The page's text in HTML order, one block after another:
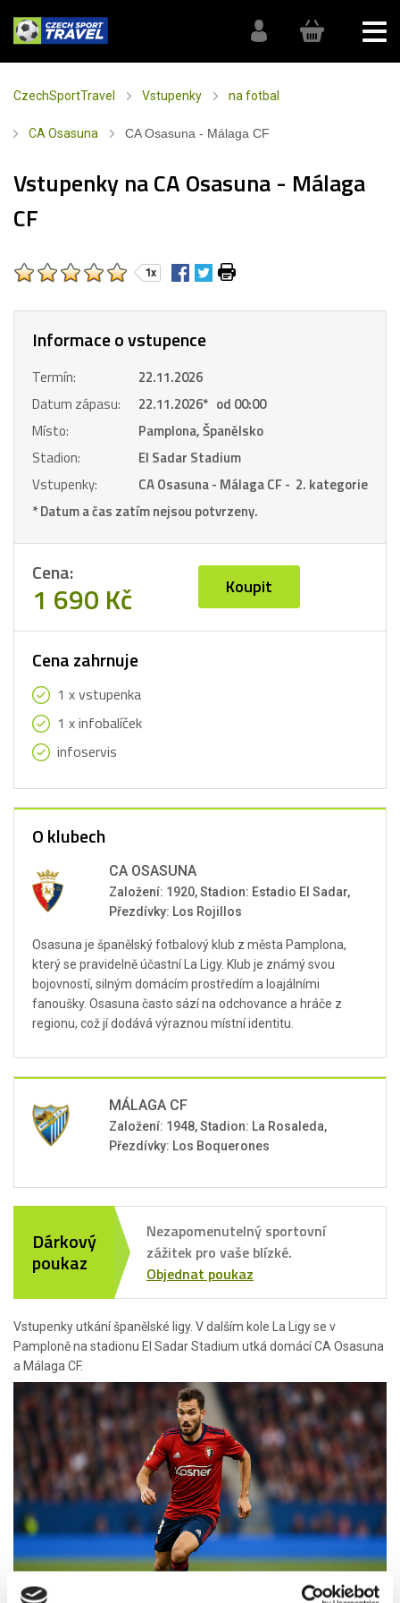
CzechSportTravel Vstupenky na fotbal
CA Osasuna CA Osasuna - Málaga CF
Vstupenky na CA Osasuna - Málaga
CF
1x
Vstupenky utkání španělské ligy. V dalším kole La Ligy se v
Pamploně na stadionu El Sadar Stadium utká domácí CA Osasuna
a Málaga CF.
Informace o vstupence
Termín:
22.11.2026
Datum zápasu:
22.11.2026* od 00:00
Místo:
Pamplona, Španělsko
Stadion:
El Sadar Stadium
Vstupenky:
CA Osasuna - Málaga CF - 2. kategorie
* Datum a čas zatím nejsou potvrzeny.
Cena:
1 690 Kč Koupit
Cena zahrnuje
1 x vstupenka
1 x infobalíček
infoservis
O klubech
CA OSASUNA
Založení: 1920, Stadion: Estadio El Sadar,
Přezdívky: Los Rojillos
Osasuna je španělský fotbalový klub z města Pamplona,
který se pravidelně účastní La Ligy. Klub je známý svou
bojovností, silným domácím prostředím a loajálními
fanoušky. Osasuna často sází na odchovance a hráče z
regionu, což jí dodává výraznou místní identitu.
MÁLAGA CF
Založení: 1948, Stadion: La Rosaleda,
Přezdívky: Los Boquerones
Dárkový
poukaz
Nezapomenutelný sportovní
zážitek pro vaše blízké.
Objednat poukaz